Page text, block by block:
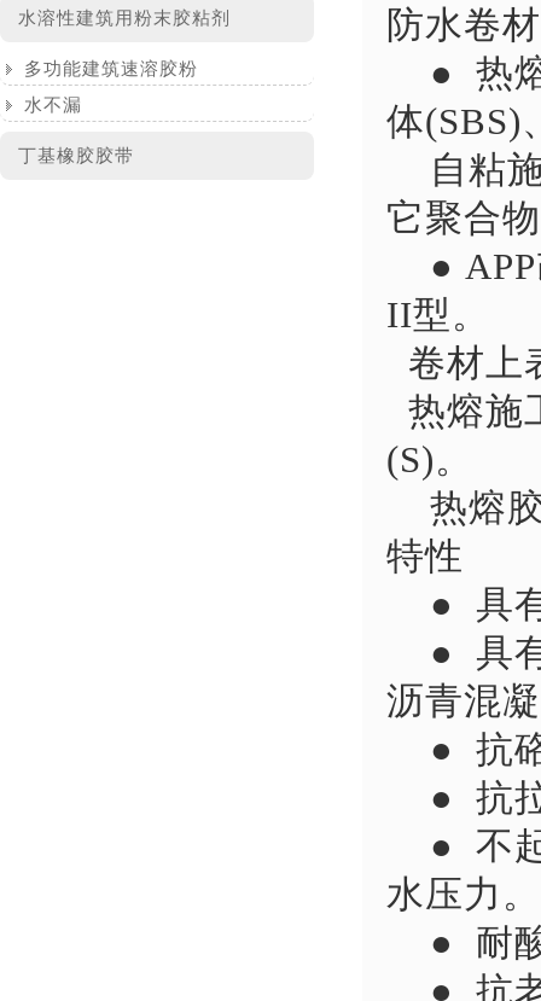
水溶性建筑用粉末胶粘剂
多功能建筑速溶胶粉
水不漏
丁基橡胶胶带
防水卷
● 热熔
体(SBS)
自粘施
它聚合
● APP
II型。
卷材上
热熔施
(S)。
热熔胶
特性
● 具有
● 具有
沥青混
● 抗硌
● 抗拉
● 不起
水压力。
● 耐酸
● 抗老